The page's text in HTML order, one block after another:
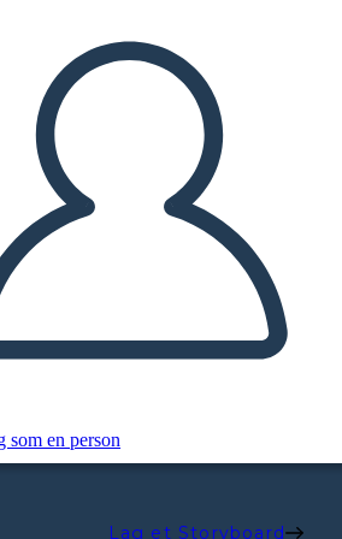
som en person
Lag et Storyboard